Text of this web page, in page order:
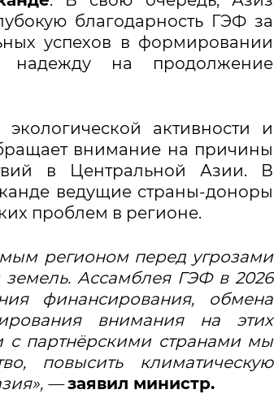
благодарность ГЭФ за
успехов в формировании
надежду на продолжение
активности и
внимание на причины
в Центральной Азии. В
ведущие страны-доноры
проблем в регионе.
регионом перед угрозами
Ассамблея ГЭФ в 2026
финансирования, обмена
внимания на этих
с партнёрскими странами мы
повысить климатическую
—заявил министр.